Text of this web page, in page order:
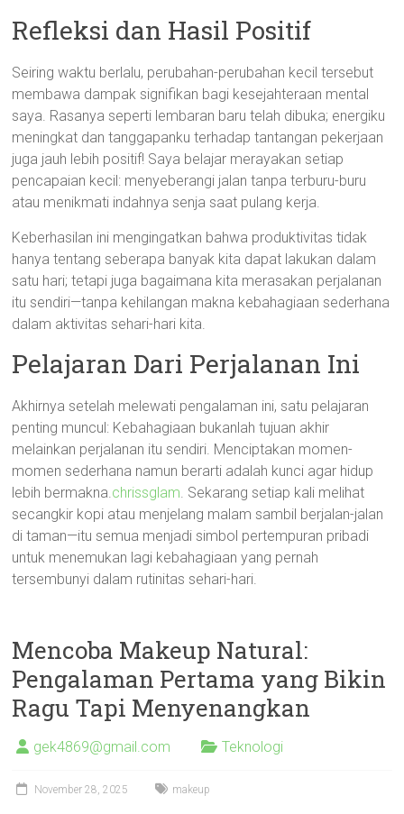
Refleksi dan Hasil Positif
Seiring waktu berlalu, perubahan-perubahan kecil tersebut
membawa dampak signifikan bagi kesejahteraan mental
saya. Rasanya seperti lembaran baru telah dibuka; energiku
meningkat dan tanggapanku terhadap tantangan pekerjaan
juga jauh lebih positif! Saya belajar merayakan setiap
pencapaian kecil: menyeberangi jalan tanpa terburu-buru
atau menikmati indahnya senja saat pulang kerja.
Keberhasilan ini mengingatkan bahwa produktivitas tidak
hanya tentang seberapa banyak kita dapat lakukan dalam
satu hari; tetapi juga bagaimana kita merasakan perjalanan
itu sendiri—tanpa kehilangan makna kebahagiaan sederhana
dalam aktivitas sehari-hari kita.
Pelajaran Dari Perjalanan Ini
Akhirnya setelah melewati pengalaman ini, satu pelajaran
penting muncul: Kebahagiaan bukanlah tujuan akhir
melainkan perjalanan itu sendiri. Menciptakan momen-
momen sederhana namun berarti adalah kunci agar hidup
lebih bermakna.chrissglam. Sekarang setiap kali melihat
secangkir kopi atau menjelang malam sambil berjalan-jalan
di taman—itu semua menjadi simbol pertempuran pribadi
untuk menemukan lagi kebahagiaan yang pernah
tersembunyi dalam rutinitas sehari-hari.
Mencoba Makeup Natural:
Pengalaman Pertama yang Bikin
Ragu Tapi Menyenangkan
gek4869@gmail.com Teknologi
November 28, 2025 makeup